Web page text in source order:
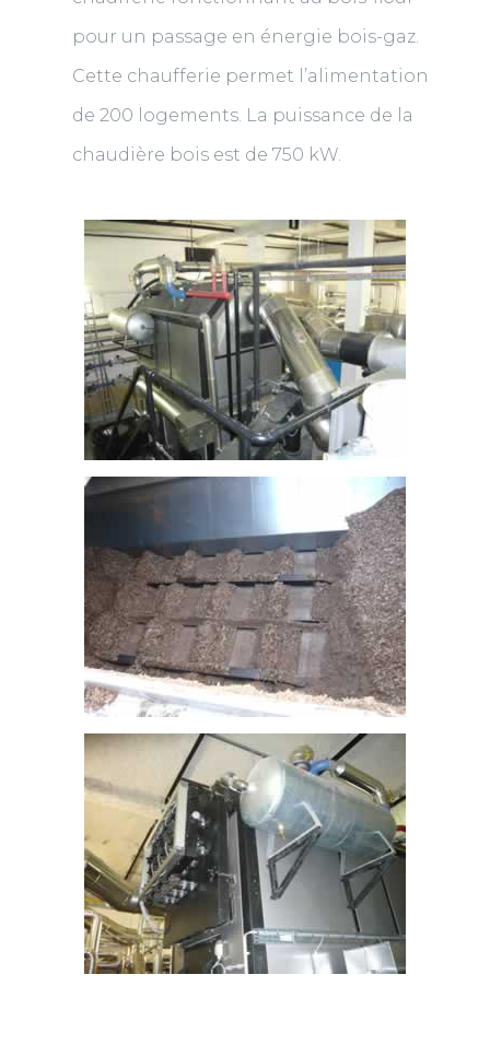
pour un passage en énergie bois-gaz.
Cette chaufferie permet l’alimentation
de 200 logements. La puissance de la
chaudière bois est de 750 kW.